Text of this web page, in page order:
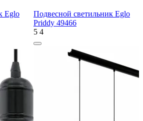
Eglo
Подвесной светильник Eglo
Priddy 49466
5 4